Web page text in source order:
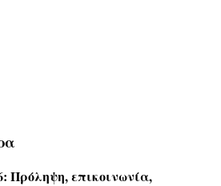
Πρόληψη, επικοινωνία,